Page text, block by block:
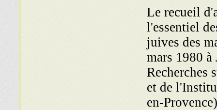
Le recueil
l'essentiel
juives des
mars 1980
Recherches
et de
en-